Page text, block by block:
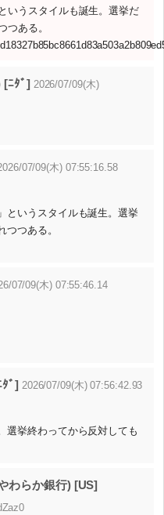
いうスタイルも誕生。選挙だ
つある。
[ﾆﾀﾞ] 2026/07/09(木)
07/09(木) 07:55:16.58
というスタイルも誕生。選挙
つつある。
07/09(木) 07:55:46.14
ﾀﾞ] 2026/07/09(木) 07:56:42.93
選挙終わってから反対しても
わらか銀行) [US]